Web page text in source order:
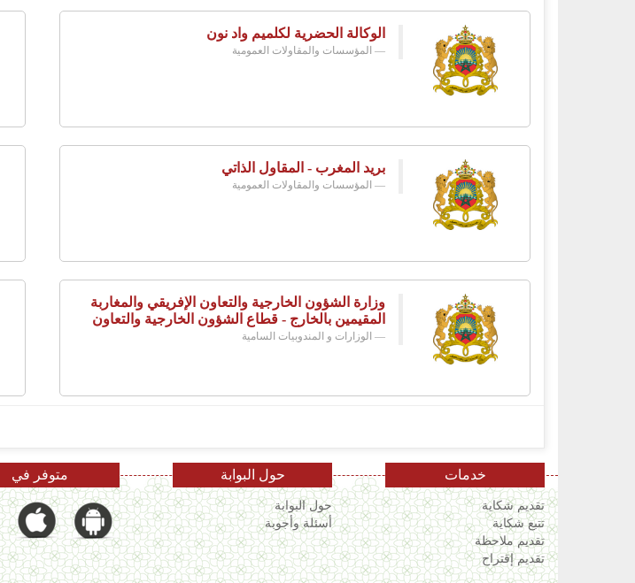
الوكالة الحضرية لكلميم واد نون
المؤسسات والمقاولات العمومية
بريد المغرب - المقاول الذاتي
المؤسسات والمقاولات العمومية
وزارة الشؤون الخارجية والتعاون الإفريقي والمغاربة
المقيمين بالخارج - قطاع الشؤون الخارجية والتعاون
الوزارات و المندوبيات السامية
خدمات
تقديم شكاية
تتبع شكاية
تقديم ملاحظة
تقديم إقتراح
حول البوابة
حول البوابة
أسئلة وأجوبة
متوفر في